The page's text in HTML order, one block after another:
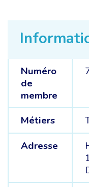
Numéro
de
membre
Métiers
Adresse